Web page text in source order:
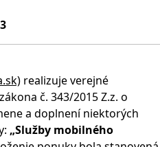
realizuje verejné
č. 343/2015 Z.z. o
a doplnení niektorých
„Služby mobilného